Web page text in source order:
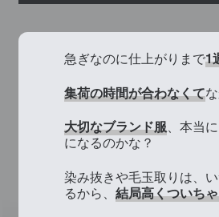
急ぎなのに仕上がりまで1
集荷の時間が合わなくて
大切なブランド服、本当
になるのかな？
染み抜きや毛玉取りは、
るから、結局高くついち